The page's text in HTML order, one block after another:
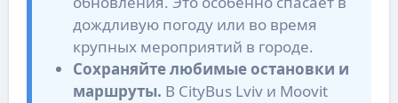
дождливую погоду или во время
крупных мероприятий в городе.
Сохраняйте любимые остановки и
маршруты. В CityBus Lviv и Moovit